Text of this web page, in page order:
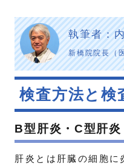
執筆者：
新橋院院長（
検査方法と検
B型肝炎・C型肝炎
肝炎とは肝臓の細胞に